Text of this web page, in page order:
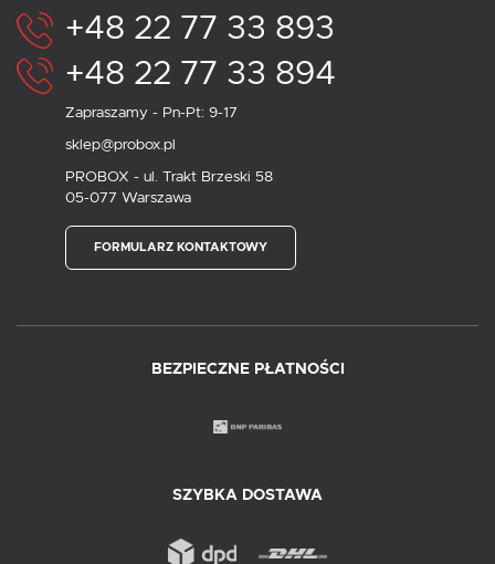
+48 22 77 33 893
+48 22 77 33 894
Zapraszamy - Pn-Pt: 9-17
sklep@probox.pl
PROBOX - ul. Trakt Brzeski 58
05-077 Warszawa
FORMULARZ KONTAKTOWY
BEZPIECZNE PŁATNOŚCI
SZYBKA DOSTAWA